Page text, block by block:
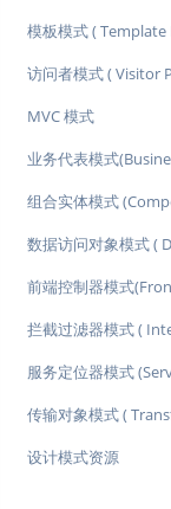
模板模式 (
访问者模式 ( Visitor
MVC 模式
业务代表模式
组合实体模式
数据访问对象模式 (
前端控制器模式
拦截过滤器模式 (
服务定位器模式
传输对象模式 (
设计模式资源